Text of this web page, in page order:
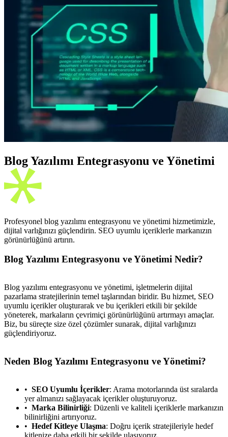
Blog Yazılımı Entegrasyonu ve Yönetimi
Profesyonel blog yazılımı entegrasyonu ve yönetimi hizmetimizle,
dijital varlığınızı güçlendirin. SEO uyumlu içeriklerle markanızın
görünürlüğünü artırın.
Blog Yazılımı Entegrasyonu ve Yönetimi Nedir?
Blog yazılımı entegrasyonu ve yönetimi, işletmelerin dijital
pazarlama stratejilerinin temel taşlarından biridir. Bu hizmet, SEO
uyumlu içerikler oluşturarak ve bu içerikleri etkili bir şekilde
yöneterek, markaların çevrimiçi görünürlüğünü artırmayı amaçlar.
Biz, bu süreçte size özel çözümler sunarak, dijital varlığınızı
güçlendiriyoruz.
Neden Blog Yazılımı Entegrasyonu ve Yönetimi?
SEO Uyumlu İçerikler: Arama motorlarında üst sıralarda
yer almanızı sağlayacak içerikler oluşturuyoruz.
Marka Bilinirliği: Düzenli ve kaliteli içeriklerle markanızın
bilinirliğini artırıyoruz.
Hedef Kitleye Ulaşma: Doğru içerik stratejileriyle hedef
kitlenize daha etkili bir şekilde ulaşıyoruz.